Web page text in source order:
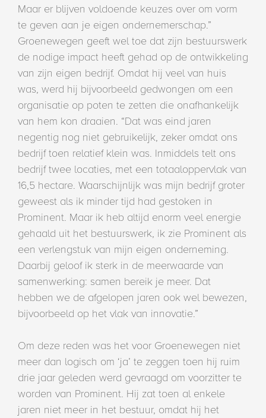
Maar er blijven voldoende keuzes over om vorm
te geven aan je eigen ondernemerschap.”
Groenewegen geeft wel toe dat zijn bestuurswerk
de nodige impact heeft gehad op de ontwikkeling
van zijn eigen bedrijf. Omdat hij veel van huis
was, werd hij bijvoorbeeld gedwongen om een
organisatie op poten te zetten die onafhankelijk
van hem kon draaien. “Dat was eind jaren
negentig nog niet gebruikelijk, zeker omdat ons
bedrijf toen relatief klein was. Inmiddels telt ons
bedrijf twee locaties, met een totaaloppervlak van
16,5 hectare. Waarschijnlijk was mijn bedrijf groter
geweest als ik minder tijd had gestoken in
Prominent. Maar ik heb altijd enorm veel energie
gehaald uit het bestuurswerk, ik zie Prominent als
een verlengstuk van mijn eigen onderneming.
Daarbij geloof ik sterk in de meerwaarde van
samenwerking: samen bereik je meer. Dat
hebben we de afgelopen jaren ook wel bewezen,
bijvoorbeeld op het vlak van innovatie.”
Om deze reden was het voor Groenewegen niet
meer dan logisch om ‘ja’ te zeggen toen hij ruim
drie jaar geleden werd gevraagd om voorzitter te
worden van Prominent. Hij zat toen al enkele
jaren niet meer in het bestuur, omdat hij het